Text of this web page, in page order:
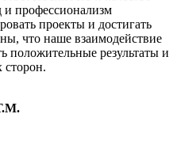
профессионализм
проекты и достигать
что наше взаимодействие
положительные результаты и
сторон.